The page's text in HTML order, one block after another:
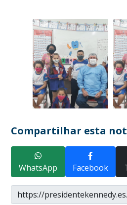
Compartilhar esta
WhatsApp Facebook